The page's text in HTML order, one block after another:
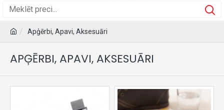
Apģērbi, Apavi, Aksesuāri
APĢĒRBI, APAVI, AKSESUĀRI